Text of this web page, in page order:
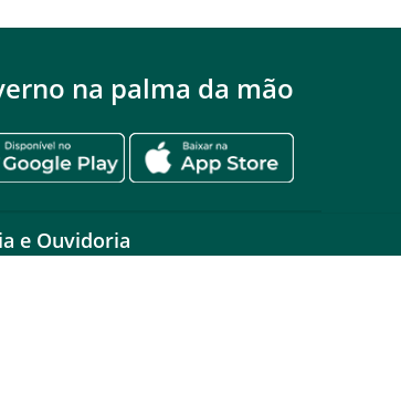
na palma da mão
e Ouvidoria